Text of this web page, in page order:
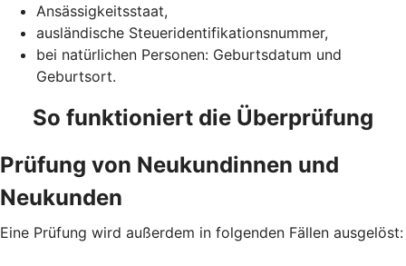
Ansässigkeitsstaat,
ausländische Steueridentifikationsnummer,
bei natürlichen Personen: Geburtsdatum und
Geburtsort.
So funktioniert die Überprüfung
Prüfung von Neukundinnen und
Neukunden
Eine Prüfung wird außerdem in folgenden Fällen ausgelöst: